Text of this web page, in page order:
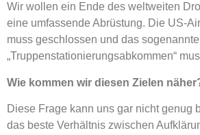
Wir wollen ein Ende des weltweiten
eine umfassende Abrüstung. Die US-
muss geschlossen und das sogenannte
„Truppenstationierungsabkommen“
Wie kommen wir diesen Zielen
Diese Frage kann uns gar nicht genug
das beste Verhältnis zwischen